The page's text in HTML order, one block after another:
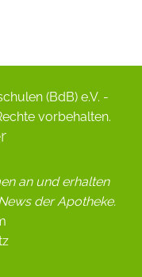
(BdB) e.V. -
vorbehalten.
an und erhalten
der Apotheke.